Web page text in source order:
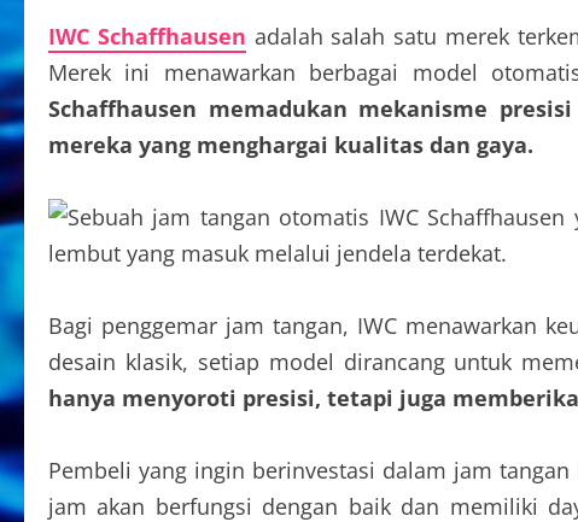
IWC Schaffhausen adalah salah satu merek
Merek ini menawarkan berbagai model
Schaffhausen memadukan mekanisme
mereka yang menghargai kualitas dan gaya.
Bagi penggemar jam tangan, IWC menawarkan
desain klasik, setiap model dirancang untuk
hanya menyoroti presisi, tetapi juga
Pembeli yang ingin berinvestasi dalam jam
jam akan berfungsi dengan baik dan memiliki